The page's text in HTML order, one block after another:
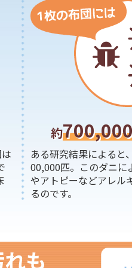
約
ある研究結果によると
00,000匹。このダニに
やアトピーなどアレル
るのです。
も